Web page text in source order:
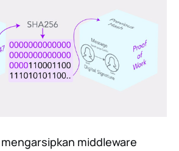
middleware